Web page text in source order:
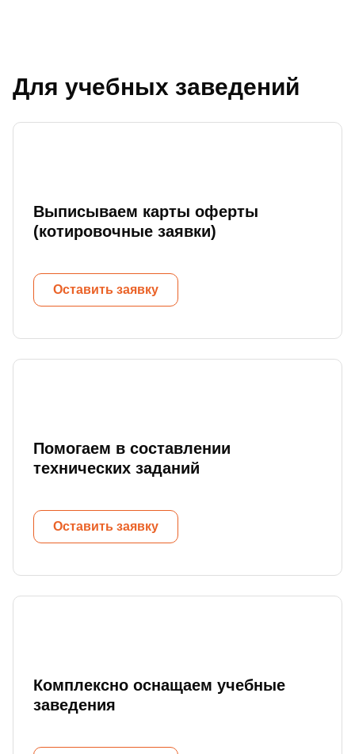
Для учебных заведений
Выписываем карты оферты
(котировочные заявки)
Оставить заявку
Помогаем в составлении
технических заданий
Оставить заявку
Комплексно оснащаем учебные
заведения